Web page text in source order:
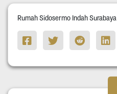
Rumah Sidosermo Indah Surabaya